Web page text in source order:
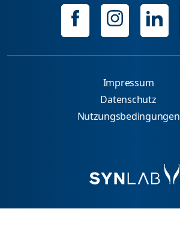
Impressum
Datenschutz
Nutzungsbedingungen